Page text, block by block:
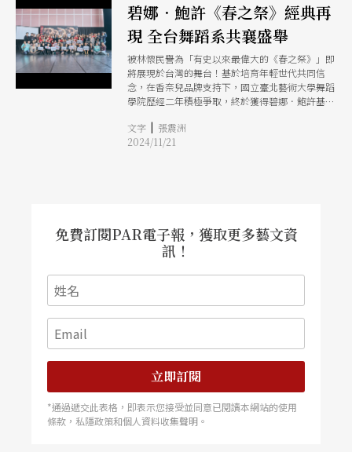
灣的表演藝術圈，充滿著不同專業背景的工作者，
用多元且流動的方式，彼此互相學習、合作。 與
不同背景的創作者交流觀點，是在學院時比較少經
驗的，並非是學校完全分割系所之間的交流，只是
相對來說，業界充滿著不同脈絡的表演者，這些都
讓我親身感受到，跨領域在當代是隨時都存在的，
且不單是形式、語言上的不同，它也會透過對話，
用更日常且幽微的方式影響著彼此。跨領域或許其
實是更自然、自在的思維方式。
碧娜．鮑許《春之祭》經典再
現 全台舞蹈系共襄盛舉
被林懷民譽為「有史以來最偉大的《春之祭》」即
將展現於台灣的舞台！基於培育年輕世代共同信
念，在香奈兒品牌支持下，國立臺北藝術大學舞蹈
學院歷經二年積極爭取，終於獲得碧娜．鮑許基金
授權，除德國福克旺藝術大學外，北藝大舞蹈學院
成為全球唯一以學院為代表與簽約演出《春之
文字 | 張震洲
2024/11/21
免費訂閱PAR電子報，獲取更多藝文資
訊！
立即訂閱
*通過遞交此表格，即表示您接受並同意已閱讀本網站的使用
條款，私隱政策和個人資料收集聲明。